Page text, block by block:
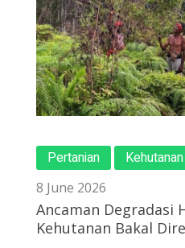
Pertanian Kehutanan
8 June 2026
Ancaman Degradasi
Kehutanan Bakal